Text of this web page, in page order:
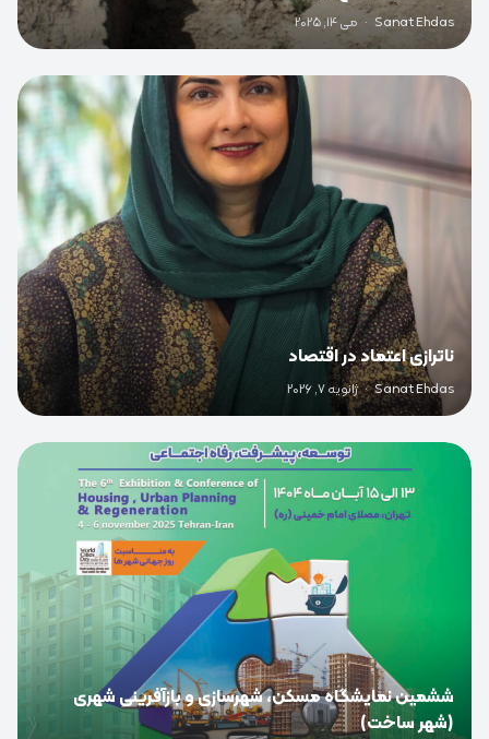
Sanat Ehdas
· می 14, 2025
ناترازی اعتماد در اقتصاد
Sanat Ehdas
· ژانویه 7, 2026
0
ششمین نمایشگاه مسکن، شهرسازی و بازآفرینی شهری
(شهر ساخت)